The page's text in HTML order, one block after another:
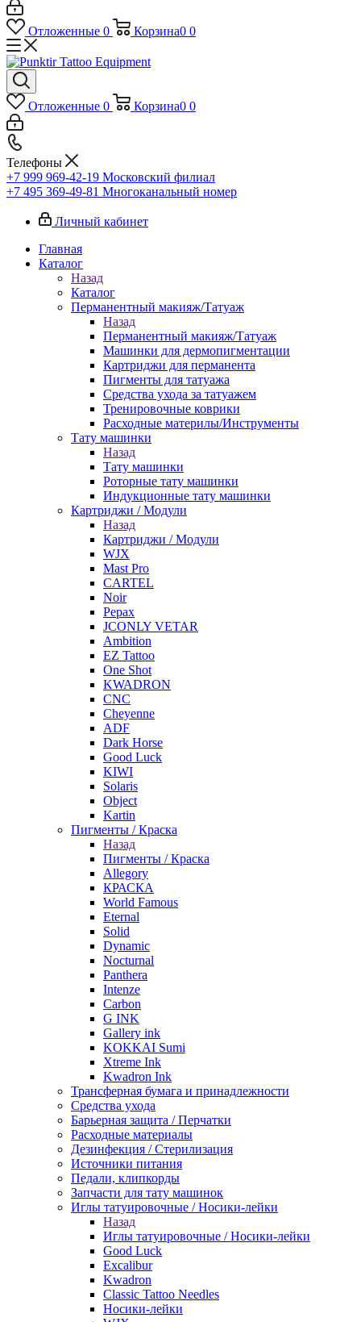
Отложенные 0 Корзина0 0
Отложенные 0 Корзина0 0
Телефоны
+7 999 969-42-19 Московский филиал
+7 495 369-49-81 Многоканальный номер
Личный кабинет
Главная
Каталог
Назад
Каталог
Перманентный макияж/Татуаж
Назад
Перманентный макияж/Татуаж
Машинки для дермопигментации
Картриджи для перманента
Пигменты для татуажа
Средства ухода за татуажем
Тренировочные коврики
Расходные материлы/Инструменты
Тату машинки
Назад
Тату машинки
Роторные тату машинки
Индукционные тату машинки
Картриджи / Модули
Назад
Картриджи / Модули
WJX
Mast Pro
CARTEL
Noir
Pepax
JCONLY VETAR
Ambition
EZ Tattoo
One Shot
KWADRON
CNC
Cheyenne
ADF
Dark Horse
Good Luck
KIWI
Solaris
Object
Kartin
Пигменты / Краска
Назад
Пигменты / Краска
Allegory
КРАСКА
World Famous
Eternal
Solid
Dynamic
Nocturnal
Panthera
Intenze
Carbon
G INK
Gallery ink
KOKKAI Sumi
Xtreme Ink
Kwadron Ink
Трансферная бумага и принадлежности
Средства ухода
Барьерная защита / Перчатки
Расходные материалы
Дезинфекция / Стерилизация
Источники питания
Педали, клипкорды
Запчасти для тату машинок
Иглы татуировочные / Носики-лейки
Назад
Иглы татуировочные / Носики-лейки
Good Luck
Excalibur
Kwadron
Classic Tattoo Needles
Носики-лейки